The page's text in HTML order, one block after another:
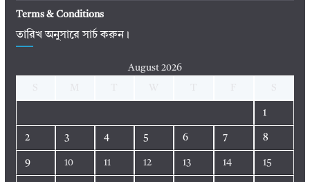
Terms & Conditions
তারিখ অনুসারে সার্চ করুন।
August 2026
1
2 3 4 5 6 7 8
9 10 11 12 13 14 15